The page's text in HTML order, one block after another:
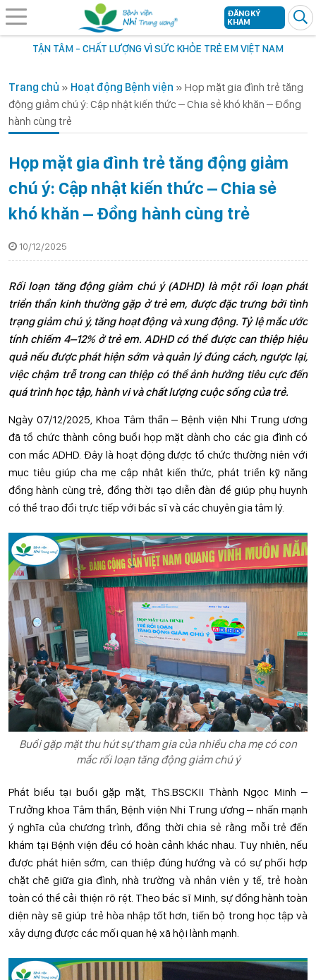
TẬN TÂM - CHẤT LƯỢNG VÌ SỨC KHỎE TRẺ EM VIỆT NAM
ĐĂNG KÝ
KHÁM
Trang chủ » Hoạt động Bệnh viện » Họp mặt gia đình trẻ tăng
động giảm chú ý: Cập nhật kiến thức – Chia sẻ khó khăn – Đồng
hành cùng trẻ
Họp mặt gia đình trẻ tăng động giảm
chú ý: Cập nhật kiến thức – Chia sẻ
khó khăn – Đồng hành cùng trẻ
10/12/2025
Rối loạn tăng động giảm chú ý (ADHD) là một rối loạn phát
triển thần kinh thường gặp ở trẻ em, được đặc trưng bởi tình
trạng giảm chú ý, tăng hoạt động và xung động. Tỷ lệ mắc ước
tính chiếm 4–12% ở trẻ em. ADHD có thể được can thiệp hiệu
quả nếu được phát hiện sớm và quản lý đúng cách, ngược lại,
việc chậm trễ trong can thiệp có thể ảnh hưởng tiêu cực đến
quá trình học tập, hành vi và chất lượng cuộc sống của trẻ.
Ngày 07/12/2025, Khoa Tâm thần – Bệnh viện Nhi Trung ương
đã tổ chức thành công buổi họp mặt dành cho các gia đình có
con mắc ADHD. Đây là hoạt động được tổ chức thường niên với
mục tiêu giúp cha mẹ cập nhật kiến thức, phát triển kỹ năng
đồng hành cùng trẻ, đồng thời tạo diễn đàn để giúp phụ huynh
có thể trao đổi trực tiếp với bác sĩ và các chuyên gia tâm lý.
Buổi gặp mặt thu hút sự tham gia của nhiều cha mẹ có con
mắc rối loạn tăng động giảm chú ý
Phát biểu tại buổi gặp mặt, ThS.BSCKII Thành Ngọc Minh –
Trưởng khoa Tâm thần, Bệnh viện Nhi Trung ương – nhấn mạnh
ý nghĩa của chương trình, đồng thời chia sẻ rằng mỗi trẻ đến
khám tại Bệnh viện đều có hoàn cảnh khác nhau. Tuy nhiên, nếu
được phát hiện sớm, can thiệp đúng hướng và có sự phối hợp
chặt chẽ giữa gia đình, nhà trường và nhân viên y tế, trẻ hoàn
toàn có thể cải thiện rõ rệt. Theo bác sĩ Minh, sự đồng hành toàn
diện này sẽ giúp trẻ hòa nhập tốt hơn, tiến bộ trong học tập và
xây dựng được các mối quan hệ xã hội lành mạnh.